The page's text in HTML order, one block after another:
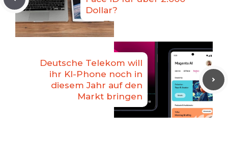
Dollar?
Deutsche Telekom will
ihr KI-Phone noch in
diesem Jahr auf den
Markt bringen